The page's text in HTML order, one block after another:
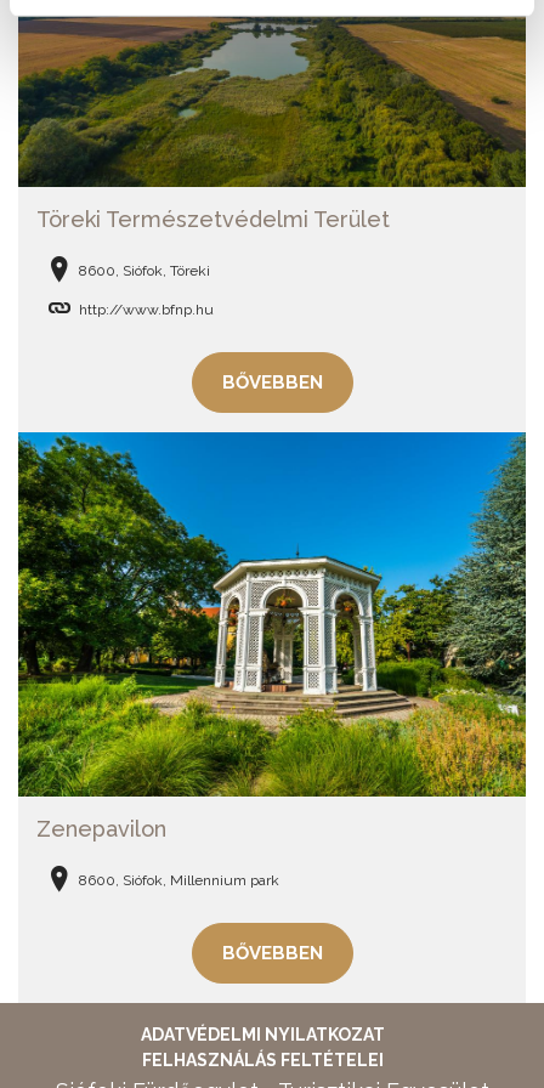
Töreki Természetvédelmi Terület
8600, Siófok, Töreki
http://www.bfnp.hu
BŐVEBBEN
Zenepavilon
8600, Siófok, Millennium park
BŐVEBBEN
ADATVÉDELMI NYILATKOZAT
FELHASZNÁLÁS FELTÉTELEI